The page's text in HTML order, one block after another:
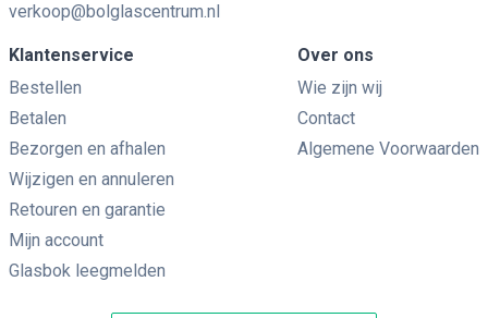
verkoop@bolglascentrum.nl
Klantenservice
Bestellen
Betalen
Bezorgen en afhalen
Wijzigen en annuleren
Retouren en garantie
Mijn account
Glasbok leegmelden
Over ons
Wie zijn wij
Contact
Algemene Voorwaarden